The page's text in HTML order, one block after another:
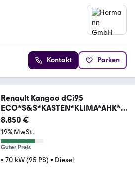
Kontakt Parken
Renault Kangoo dCi95
ECO*S&S*KASTEN*KLIMA*AHK*T
ÜV NEU
8.850 €
19% MwSt.
Guter Preis
• 70 kW (95 PS) • Diesel